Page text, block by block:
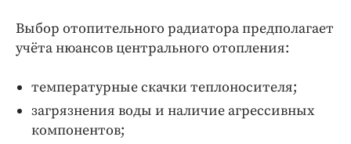
Выбор отопительного радиатора предполагает
учёта нюансов центрального отопления:
температурные скачки теплоносителя;
загрязнения воды и наличие агрессивных
компонентов;